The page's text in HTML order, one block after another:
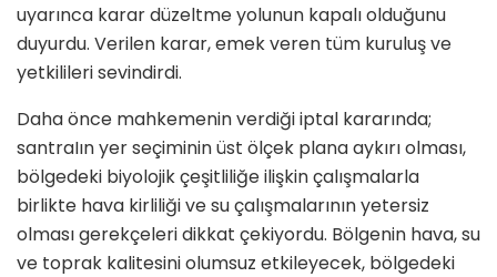
uyarınca karar düzeltme yolunun kapalı olduğunu
duyurdu. Verilen karar, emek veren tüm kuruluş ve
yetkilileri sevindirdi.
Daha önce mahkemenin verdiği iptal kararında;
santraIın yer seçiminin üst ölçek plana aykırı olması,
bölgedeki biyolojik çeşitliliğe ilişkin çalışmalarla
birlikte hava kirliliği ve su çalışmalarının yetersiz
olması gerekçeleri dikkat çekiyordu. Bölgenin hava, su
ve toprak kalitesini olumsuz etkileyecek, bölgedeki